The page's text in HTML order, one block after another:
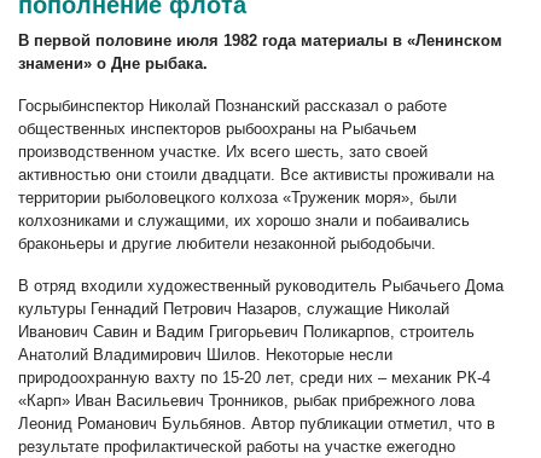
В первой половине июля 1982 года материалы в «Ленинском
знамени» о Дне рыбака.
Госрыбинспектор Николай Познанский рассказал о работе
общественных инспекторов рыбоохраны на Рыбачьем
производственном участке. Их всего шесть, зато своей
активностью они стоили двадцати. Все активисты проживали на
территории рыболовецкого колхоза «Труженик моря», были
колхозниками и служащими, их хорошо знали и побаивались
браконьеры и другие любители незаконной рыбодобычи.
В отряд входили художественный руководитель Рыбачьего Дома
культуры Геннадий Петрович Назаров, служащие Николай
Иванович Савин и Вадим Григорьевич Поликарпов, строитель
Анатолий Владимирович Шилов. Некоторые несли
природоохранную вахту по 15-20 лет, среди них – механик РК-4
«Карп» Иван Васильевич Тронников, рыбак прибрежного лова
Леонид Романович Бульбянов. Автор публикации отметил, что в
результате профилактической работы на участке ежегодно